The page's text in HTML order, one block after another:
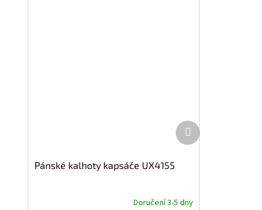
Pánské kalhoty kapsáče UX4155
Doručení 3-5 dny
Další
produkt